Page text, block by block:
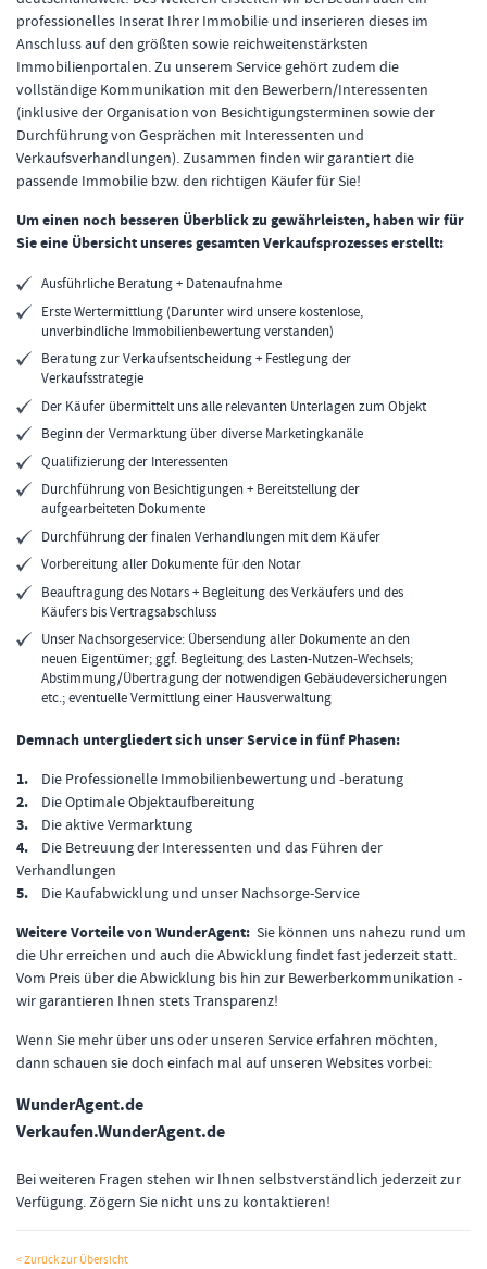
professionelles Inserat Ihrer Immobilie und inserieren dieses im
Anschluss auf den größten sowie reichweitenstärksten
Immobilienportalen. Zu unserem Service gehört zudem die
vollständige Kommunikation mit den Bewerbern/Interessenten
(inklusive der Organisation von Besichtigungsterminen sowie der
Durchführung von Gesprächen mit Interessenten und
Verkaufsverhandlungen). Zusammen finden wir garantiert die
passende Immobilie bzw. den richtigen Käufer für Sie!
Um einen noch besseren Überblick zu gewährleisten, haben wir für
Sie eine Übersicht unseres gesamten Verkaufsprozesses erstellt:
Ausführliche Beratung + Datenaufnahme
Erste Wertermittlung (Darunter wird unsere kostenlose,
unverbindliche Immobilienbewertung verstanden)
Beratung zur Verkaufsentscheidung + Festlegung der
Verkaufsstrategie
Der Käufer übermittelt uns alle relevanten Unterlagen zum Objekt
Beginn der Vermarktung über diverse Marketingkanäle
Qualifizierung der Interessenten
Durchführung von Besichtigungen + Bereitstellung der
aufgearbeiteten Dokumente
Durchführung der finalen Verhandlungen mit dem Käufer
Vorbereitung aller Dokumente für den Notar
Beauftragung des Notars + Begleitung des Verkäufers und des
Käufers bis Vertragsabschluss
Unser Nachsorgeservice: Übersendung aller Dokumente an den
neuen Eigentümer; ggf. Begleitung des Lasten-Nutzen-Wechsels;
Abstimmung/Übertragung der notwendigen Gebäudeversicherungen
etc.; eventuelle Vermittlung einer Hausverwaltung
Demnach untergliedert sich unser Service in fünf Phasen:
1. Die Professionelle Immobilienbewertung und -beratung
2. Die Optimale Objektaufbereitung
3. Die aktive Vermarktung
4. Die Betreuung der Interessenten und das Führen der
Verhandlungen
5. Die Kaufabwicklung und unser Nachsorge-Service
Weitere Vorteile von WunderAgent: Sie können uns nahezu rund um
die Uhr erreichen und auch die Abwicklung findet fast jederzeit statt.
Vom Preis über die Abwicklung bis hin zur Bewerberkommunikation -
wir garantieren Ihnen stets Transparenz!
Wenn Sie mehr über uns oder unseren Service erfahren möchten,
dann schauen sie doch einfach mal auf unseren Websites vorbei:
WunderAgent.de
Verkaufen.WunderAgent.de
Bei weiteren Fragen stehen wir Ihnen selbstverständlich jederzeit zur
Verfügung. Zögern Sie nicht uns zu kontaktieren!
< Zurück zur Übersicht